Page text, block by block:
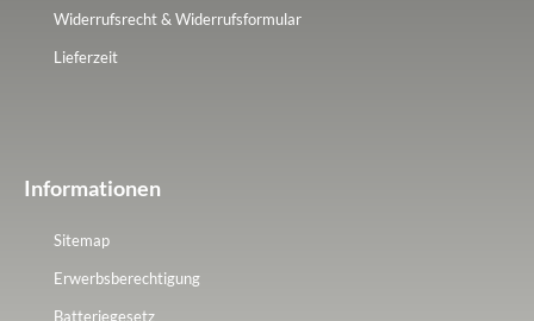
Widerrufsrecht & Widerrufsformular
Lieferzeit
Informationen
Sitemap
Erwerbsberechtigung
Batteriegesetz